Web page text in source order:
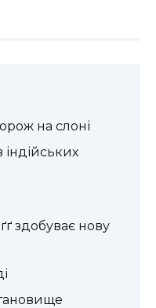
на слоні
індійських
здобуває нову